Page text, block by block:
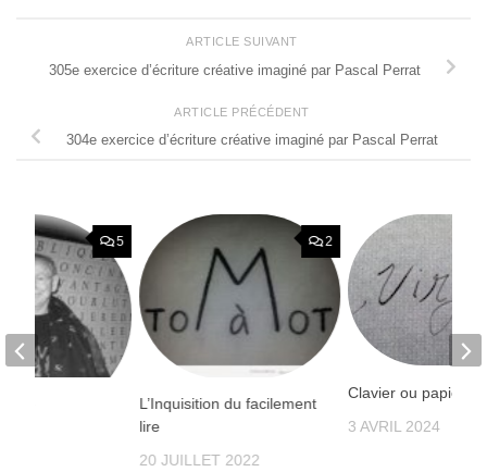
ARTICLE SUIVANT
305e exercice d’écriture créative imaginé par Pascal Perrat
ARTICLE PRÉCÉDENT
304e exercice d’écriture créative imaginé par Pascal Perrat
2
L’Inquisition du facilement
lire
20 JUILLET 2022
Clavier ou papier ?
3 AVRIL 2024
5